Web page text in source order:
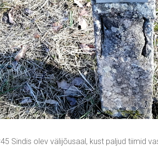
Sindis olev välijõusaal, kust paljud tiimid